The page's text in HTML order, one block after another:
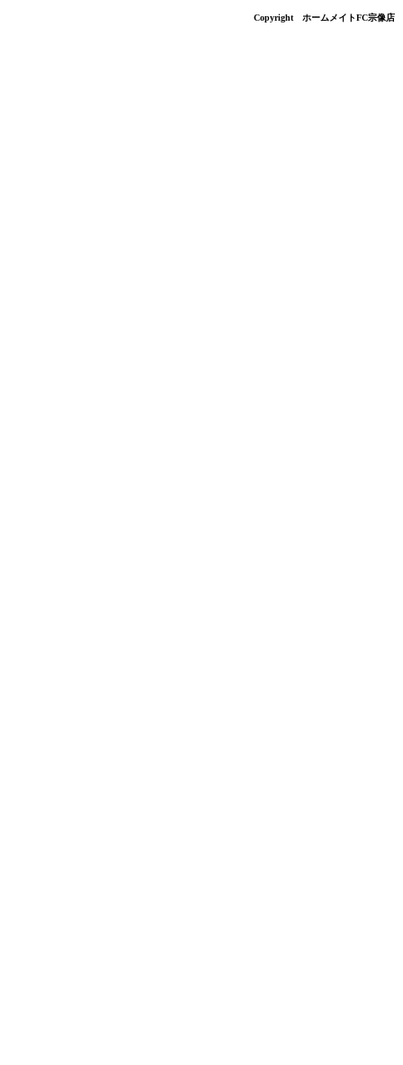
Copyright ホームメイトFC宗像店